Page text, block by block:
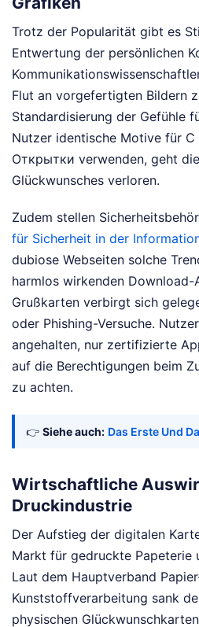
Trotz der Popularität gibt es
Entwertung der persönlichen
Flut an vorgefertigten Bildern
Standardisierung der Gefühle
Nutzer identische Motive für
Открытки verwenden, geht
Glückwunsches verloren.
Zudem stellen
für Sicherheit in der
dubiose Webseiten solche
harmlos wirkenden
Grußkarten verbirgt sich
oder Phishing-Versuche.
angehalten, nur zertifizierte
auf die Berechtigungen beim
zu achten.
👉 Siehe auch: Das Erste Und
Wirtschaftliche
Druckindustrie
Der Aufstieg der digitalen
Markt für gedruckte Papeterie
Laut dem Hauptverband
Kunststoffverarbeitung sank
physischen